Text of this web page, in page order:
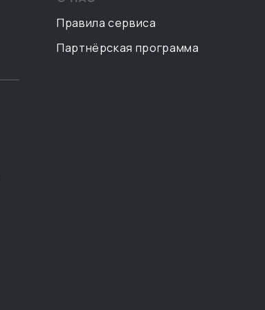
Правила сервиса
Партнёрская программа